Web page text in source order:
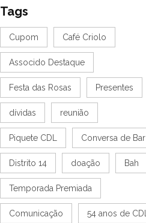
Tags
Cupom Café Criolo
Assocido Destaque
Festa das Rosas Presentes
dívidas reunião
Piquete CDL Conversa de Bar
Distrito 14 doação Bah
Temporada Premiada
Comunicação 54 anos de CDL